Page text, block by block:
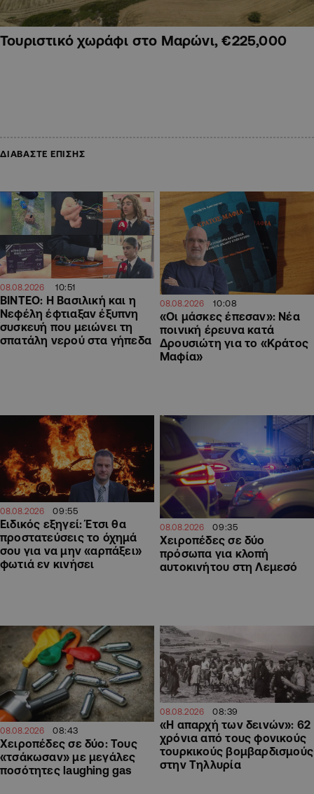
Τουριστικό χωράφι στο Μαρώνι, €225,000
ΔΙΑΒΑΣΤΕ ΕΠΙΣΗΣ
08.08.2026 10:51
ΒΙΝΤΕΟ: Η Βασιλική και η
Νεφέλη έφτιαξαν έξυπνη
συσκευή που μειώνει τη
σπατάλη νερού στα γήπεδα
08.08.2026 10:08
«Οι μάσκες έπεσαν»: Νέα
ποινική έρευνα κατά
Δρουσιώτη για το «Κράτος
Μαφία»
08.08.2026 09:55
Ειδικός εξηγεί: Έτσι θα
προστατεύσεις το όχημά
σου για να μην «αρπάξει»
φωτιά εν κινήσει
08.08.2026 09:35
Χειροπέδες σε δύο
πρόσωπα για κλοπή
αυτοκινήτου στη Λεμεσό
08.08.2026 08:43
Χειροπέδες σε δύο: Τους
«τσάκωσαν» με μεγάλες
ποσότητες laughing gas
08.08.2026 08:39
«Η απαρχή των δεινών»: 62
χρόνια από τους φονικούς
τουρκικούς βομβαρδισμούς
στην Τηλλυρία